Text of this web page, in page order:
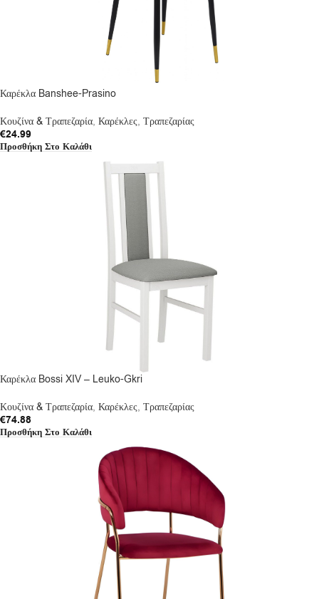
Καρέκλα Banshee-Prasino
Κουζίνα & Τραπεζαρία, Καρέκλες, Τραπεζαρίας
€24.99
Προσθήκη Στο Καλάθι
Καρέκλα Bossi XIV – Leuko-Gkri
Κουζίνα & Τραπεζαρία, Καρέκλες, Τραπεζαρίας
€74.88
Προσθήκη Στο Καλάθι